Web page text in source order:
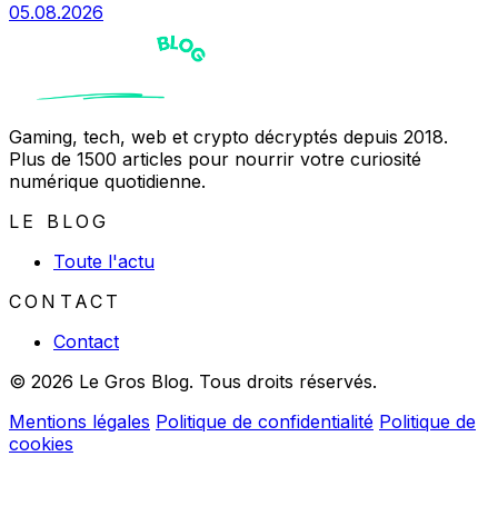
05.08.2026
Gaming, tech, web et crypto décryptés depuis 2018.
Plus de 1500 articles pour nourrir votre curiosité
numérique quotidienne.
LE BLOG
Toute l'actu
CONTACT
Contact
© 2026 Le Gros Blog. Tous droits réservés.
Mentions légales Politique de confidentialité Politique de
cookies